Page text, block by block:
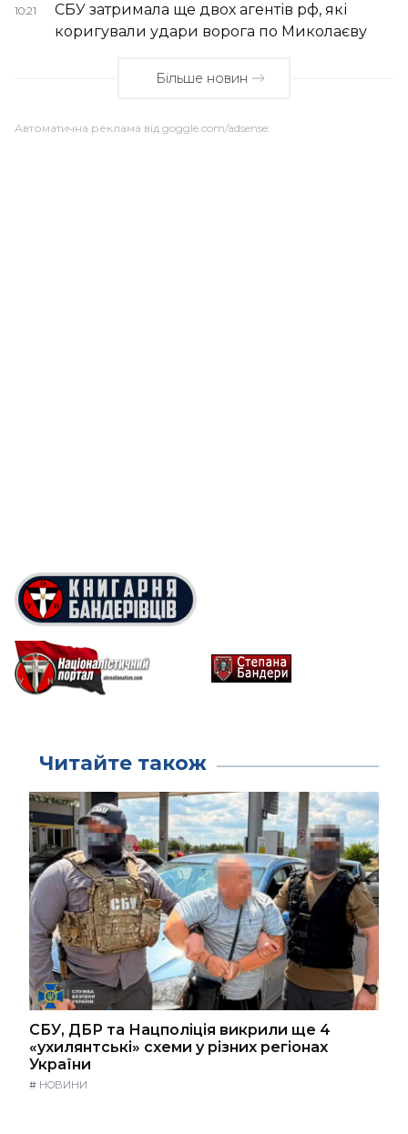
10:21
СБУ затримала ще двох агентів рф, які
коригували удари ворога по Миколаєву
Більше новин
Автоматична реклама від goggle.com/adsense:
Читайте також
СБУ, ДБР та Нацполіція викрили ще 4
«ухилянтські» схеми у різних регіонах
України
# НОВИНИ